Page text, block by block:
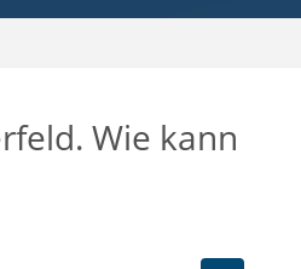
Wie kann